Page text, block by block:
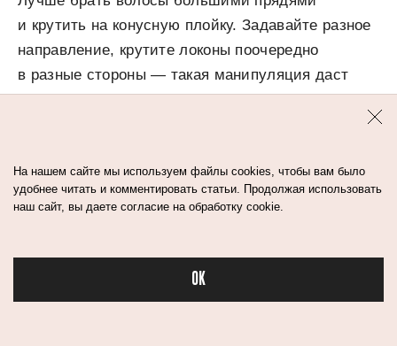
Бьюти в спорте
и крутить на конусную плойку. Задавайте разное
направление, крутите локоны поочередно
в разные стороны — такая манипуляция даст
подвижности в силуэте.
текстурирующего спрея, подсушить немного
феном для большей текстуры, и — вуаля!
На нашем сайте мы используем файлы cookies, чтобы вам было
удобнее читать и комментировать статьи. Продолжая использовать
наш сайт, вы даете согласие на обработку cookie.
OK